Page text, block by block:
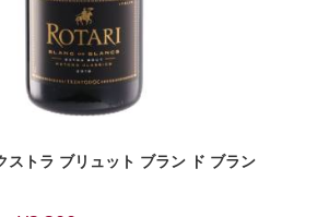
ストラ ブリュット ブラン ド ブラン